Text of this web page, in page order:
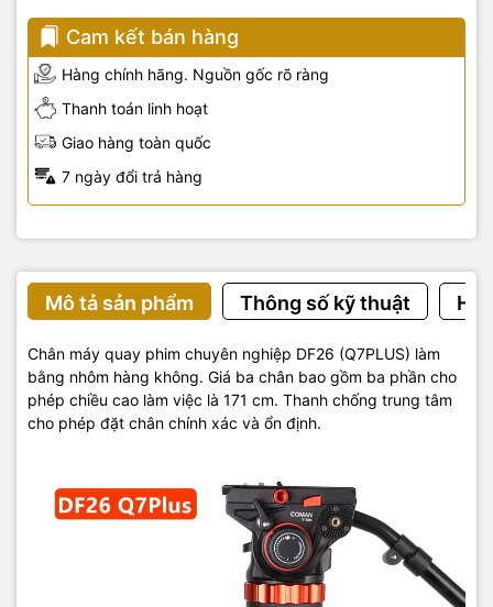
Cam kết bán hàng
Hàng chính hãng. Nguồn gốc rõ ràng
Thanh toán linh hoạt
Giao hàng toàn quốc
7 ngày đổi trả hàng
Mô tả sản phẩm Thông số kỹ thuật
Chân máy quay phim chuyên nghiệp DF26 (Q7PLUS) làm
bằng nhôm hàng không. Giá ba chân bao gồm ba phần cho
phép chiều cao làm việc là 171 cm. Thanh chống trung tâm
cho phép đặt chân chính xác và ổn định.